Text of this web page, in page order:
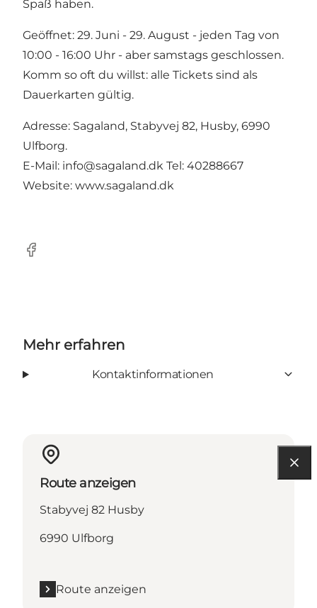
Spaß haben.
Geöffnet: 29. Juni - 29. August - jeden Tag von
10:00 - 16:00 Uhr - aber samstags geschlossen.
Komm so oft du willst: alle Tickets sind als
Dauerkarten gültig.
Adresse: Sagaland, Stabyvej 82, Husby, 6990
Ulfborg.
E-Mail: info@sagaland.dk Tel: 40288667
Website: www.sagaland.dk
Facebook
Mehr erfahren
Kontaktinformationen
Route anzeigen
Stabyvej 82 Husby
6990 Ulfborg
Route anzeigen